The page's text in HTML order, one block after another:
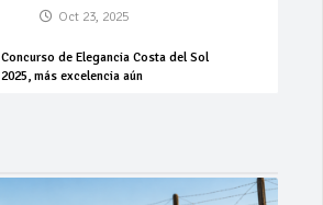
Oct 23, 2025
Concurso de Elegancia Costa del Sol
2025, más excelencia aún